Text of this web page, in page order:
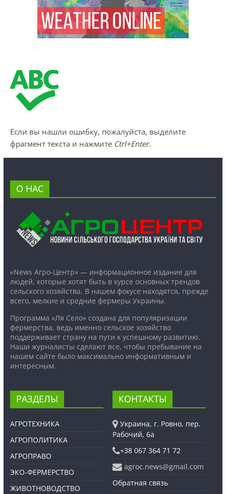
Если вы нашли ошибку, пожалуйста, выделите
фрагмент текста и нажмите Ctrl+Enter.
О НАС
«News Агро-Центр» — информационное издание для
людей, которые хотят быть в курсе основных трендов
сельского хозяйства. В нашем фокусе находятся, прежде
всего, мелкие и средние фермеры Украины.
Программа «Ля Село» создана для популяризации
фермерства, ведь именно сельское хозяйство
поддерживает страну на пути к успешному развитию.
Наши журналисты сделают все, чтобы пребывание на
нашем сайте было максимально информативным и
интересным.
РАЗДЕЛЫ
АГРОТЕХНИКА
АГРОПОЛИТИКА
АГРОПРАВО
ЭКО-ФЕРМЕРСТВО
ЖИВОТНОВОДСТВО
КОНТАКТЫ
Украина, г. Ровно, пер.
Рабочий, 6а
+38 067 364 71 72
agroc.news@gmail.com
Обратная связь